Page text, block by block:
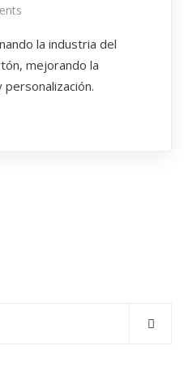
la industria del
mejorando la